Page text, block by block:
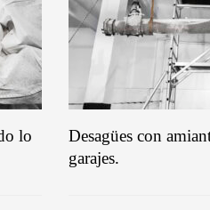
lo
Desagües con
garajes.